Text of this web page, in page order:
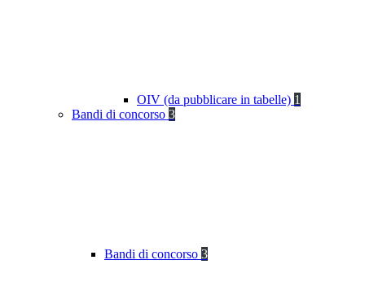
OIV (da pubblicare in tabelle) 1
Bandi di concorso 3
Bandi di concorso 3